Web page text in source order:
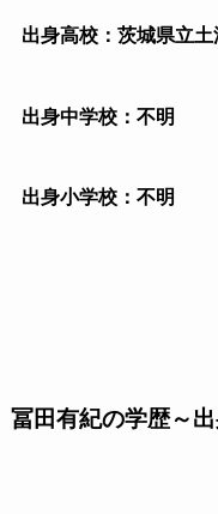
出身高校：茨城県立
出身中学校：不明
出身小学校：不明
冨田有紀の学歴～